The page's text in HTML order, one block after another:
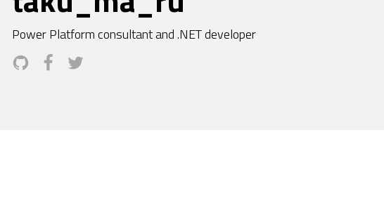
Power Platform consultant and .NET developer